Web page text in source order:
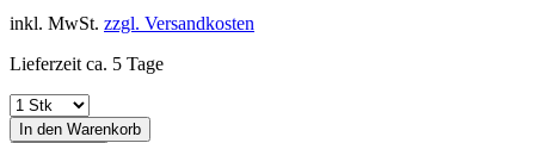
inkl. MwSt. zzgl. Versandkosten
Lieferzeit ca. 5 Tage
In den Warenkorb